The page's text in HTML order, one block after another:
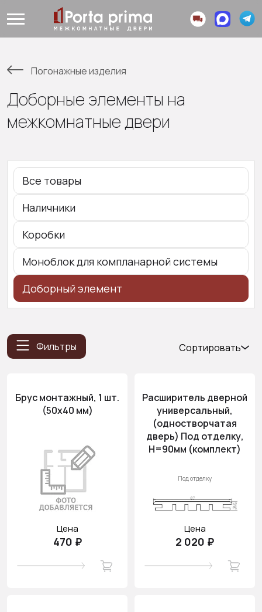
Погонажные изделия
Доборные элементы на
межкомнатные двери
Все товары
Наличники
Коробки
Моноблок для компланарной системы
Доборный элемент
Фильтры
Сортировать
(возр.)
Цена (убыв.)
Брус монтажный, 1 шт.
(50x40 мм)
Цена
470 ₽
Расширитель дверной
универсальный,
(одностворчатая
дверь) Под отделку,
H=90мм (комплект)
Под отделку
Цена
2 020 ₽